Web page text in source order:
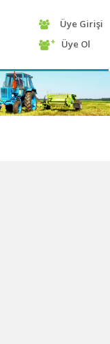
Üye Girişi
Üye Ol